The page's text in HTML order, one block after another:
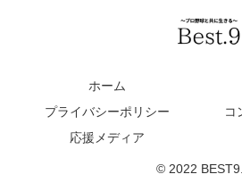
ホーム
プライバシーポリシー
コ
応援メディア
© 2022 BEST9.